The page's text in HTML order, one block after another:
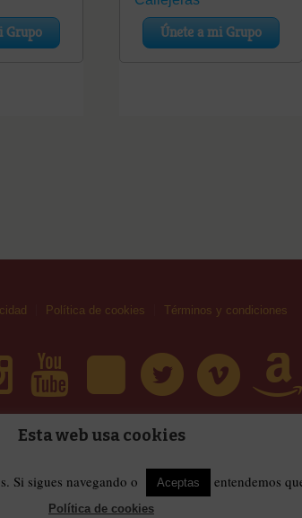
Política de cookies Términos y condiciones
Esta web usa cookies
Si sigues navegando o Aceptas entendemos
Política de cookies